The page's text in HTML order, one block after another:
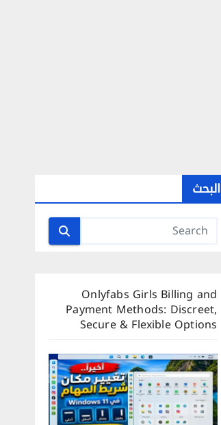
البحث
Onlyfabs Girls Billing and
Payment Methods: Discreet,
Secure & Flexible Options